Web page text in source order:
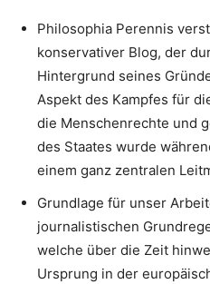
Philosophia Perennis
konservativer Blog, der
Hintergrund seines
Aspekt des Kampfes für
die Menschenrechte und
des Staates wurde
einem ganz zentralen
Grundlage für unser
journalistischen
welche über die Zeit
Ursprung in der